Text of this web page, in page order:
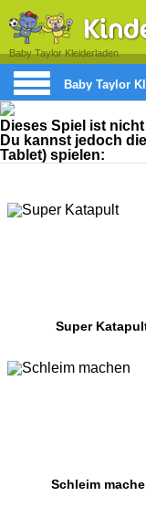
Baby Taylor Kleiderladen
Baby Taylor
Dieses Spiel ist
Du kannst jedoch
Tablet) spielen:
Super
Schleim